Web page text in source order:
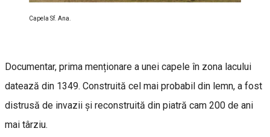
Capela Sf. Ana.
Documentar, prima menționare a unei capele în zona lacului
datează din 1349. Construită cel mai probabil din lemn, a fost
distrusă de invazii și reconstruită din piatră cam 200 de ani
mai târziu.